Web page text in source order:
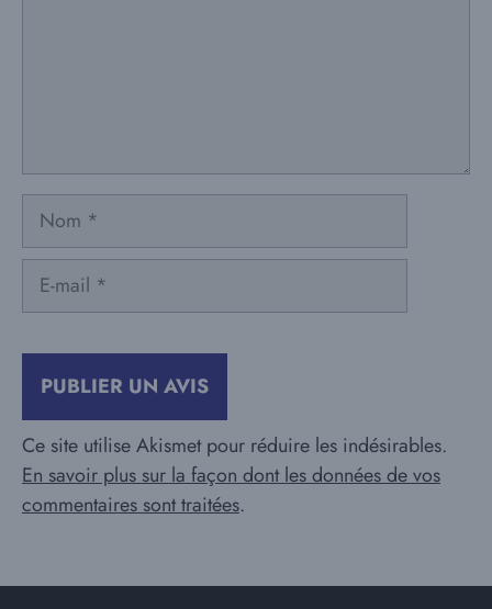
Nom
Ce site utilise Akismet pour réduire les indésirables.
En savoir plus sur la façon dont les données de vos
commentaires sont traitées.